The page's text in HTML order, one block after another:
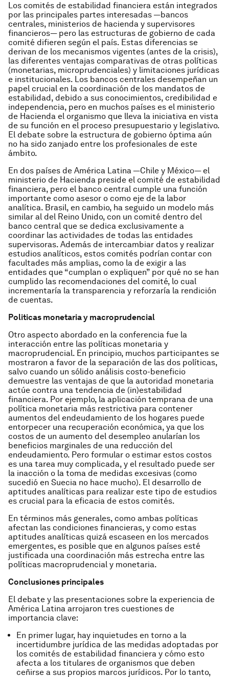
Los comités de estabilidad financiera están integrados
por las principales partes interesadas —bancos
centrales, ministerios de hacienda y supervisores
financieros— pero las estructuras de gobierno de cada
comité difieren según el país. Estas diferencias se
derivan de los mecanismos vigentes (antes de la crisis),
las diferentes ventajas comparativas de otras políticas
(monetarias, microprudenciales) y limitaciones jurídicas
e institucionales. Los bancos centrales desempeñan un
papel crucial en la coordinación de los mandatos de
estabilidad, debido a sus conocimientos, credibilidad e
independencia, pero en muchos países es el ministerio
de Hacienda el organismo que lleva la iniciativa en vista
de su función en el proceso presupuestario y legislativo.
El debate sobre la estructura de gobierno óptima aún
no ha sido zanjado entre los profesionales de este
ámbito.
En dos países de América Latina —Chile y México— el
ministerio de Hacienda preside el comité de estabilidad
financiera, pero el banco central cumple una función
importante como asesor o como eje de la labor
analítica. Brasil, en cambio, ha seguido un modelo más
similar al del Reino Unido, con un comité dentro del
banco central que se dedica exclusivamente a
coordinar las actividades de todas las entidades
supervisoras. Además de intercambiar datos y realizar
estudios analíticos, estos comités podrían contar con
facultades más amplias, como la de exigir a las
entidades que “cumplan o expliquen” por qué no se han
cumplido las recomendaciones del comité, lo cual
incrementaría la transparencia y reforzaría la rendición
de cuentas.
Politicas monetaria y macroprudencial
Otro aspecto abordado en la conferencia fue la
interacción entre las políticas monetaria y
macroprudencial. En principio, muchos participantes se
mostraron a favor de la separación de las dos políticas,
salvo cuando un sólido análisis costo-beneficio
demuestre las ventajas de que la autoridad monetaria
actúe contra una tendencia de (in)estabilidad
financiera. Por ejemplo, la aplicación temprana de una
política monetaria más restrictiva para contener
aumentos del endeudamiento de los hogares puede
entorpecer una recuperación económica, ya que los
costos de un aumento del desempleo anularían los
beneficios marginales de una reducción del
endeudamiento. Pero formular o estimar estos costos
es una tarea muy complicada, y el resultado puede ser
la inacción o la toma de medidas excesivas (como
sucedió en Suecia no hace mucho). El desarrollo de
aptitudes analíticas para realizar este tipo de estudios
es crucial para la eficacia de estos comités.
En términos más generales, como ambas políticas
afectan las condiciones financieras, y como estas
aptitudes analíticas quizá escaseen en los mercados
emergentes, es posible que en algunos países esté
justificada una coordinación más estrecha entre las
políticas macroprudencial y monetaria.
Conclusiones principales
El debate y las presentaciones sobre la experiencia de
América Latina arrojaron tres cuestiones de
importancia clave:
En primer lugar, hay inquietudes en torno a la
incertidumbre jurídica de las medidas adoptadas por
los comités de estabilidad financiera y cómo esto
afecta a los titulares de organismos que deben
ceñirse a sus propios marcos jurídicos. Por lo tanto,